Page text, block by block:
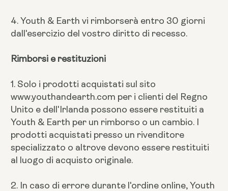
4. Youth & Earth vi rimborserà entro 30 giorni
dall'esercizio del vostro diritto di recesso.
Rimborsi e restituzioni
1. Solo i prodotti acquistati sul sito
www.youthandearth.com per i clienti del Regno
Unito e dell'Irlanda possono essere restituiti a
Youth & Earth per un rimborso o un cambio. I
prodotti acquistati presso un rivenditore
specializzato o altrove devono essere restituiti
al luogo di acquisto originale.
2. In caso di errore durante l'ordine online, Youth